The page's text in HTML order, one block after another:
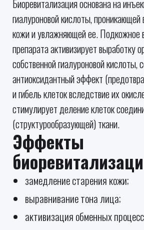
Биоревитализация основана на
гиалуроновой кислоты, проникающей
кожи и увлажняющей ее. Подкожное
препарата активизирует выработку
собственной гиалуроновой кислоты,
антиоксидантный эффект
и гибель клеток вследствие их
стимулирует деление клеток
(структурообразующей) ткани.
Эффекты
замедление старения кожи;
выравнивание тона лица;
активизация обменных